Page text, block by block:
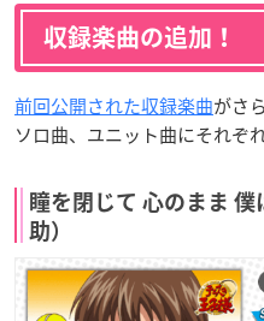
収録楽曲の追加！
前回公開された収録楽曲がさ
ソロ曲、ユニット曲にそれぞ
瞳を閉じて 心のまま
助）